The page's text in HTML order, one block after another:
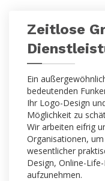
Zeitlose
Ein
bedeutenden
Ihr Logo-Design
Möglichkeit zu
Wir arbeiten eifrig
Organisationen,
wesentlicher
Design, Online-
aufzunehmen.